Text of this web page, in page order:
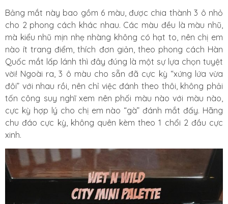
Bảng mắt này bao gồm 6 màu, được chia thành 3 ô nhỏ
cho 2 phong cách khác nhau. Các màu đều là màu nhũ,
mà kiểu nhũ mịn nhẹ nhàng không có hạt to, nên chị em
nào ít trang điểm, thích đơn giản, theo phong cách Hàn
Quốc mắt lấp lánh thì đây đúng là một sự lựa chọn tuyệt
vời! Ngoài ra, 3 ô màu cho sẵn đã cực kỳ “xứng lứa vừa
đôi” với nhau rồi, nên chỉ việc đánh theo thôi, không phải
tốn công suy nghĩ xem nên phối màu nào với màu nào,
cực kỳ hợp lý cho chị em nào “gà” đánh mắt đấy. Hãng
chu đáo cực kỳ, không quên kèm theo 1 chổi 2 đầu cực
xinh.